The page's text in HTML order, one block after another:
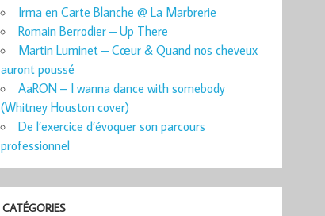
Irma en Carte Blanche @ La Marbrerie
Romain Berrodier – Up There
Martin Luminet – Cœur & Quand nos cheveux
auront poussé
AaRON – I wanna dance with somebody
(Whitney Houston cover)
De l’exercice d’évoquer son parcours
professionnel
CATÉGORIES